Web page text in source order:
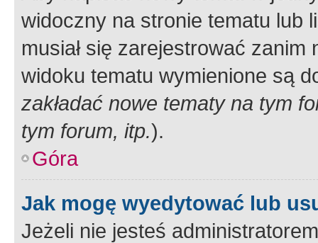
widoczny na stronie tematu lub
musiał się zarejestrować
widoku tematu wymienione są
zakładać nowe tematy na tym
tym forum, itp.).
Góra
Jak mogę wyedytować lub
Jeżeli nie jesteś